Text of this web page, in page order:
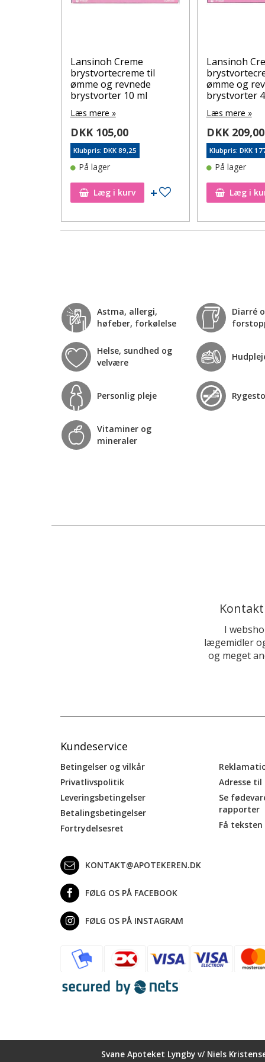
Tilføj til ønskeseddel
Lansinoh Creme
brystvortecreme til
ømme og revnede
brystvorter 10 ml
Læs mere »
DKK 105,00
Klubpris: DKK 89,25
På lager
Læg i kurv Tilføj til ønskeseddel
Lansinoh
ømme og
brystvorter
Læs mere »
DKK 209,00
Klubpris: DKK
På lager
Læg i
Astma, allergi,
høfeber, forkølelse
Diarré
Helse, sundhed og
velvære
Personlig pleje
Vitaminer og
mineraler
I
lægemidler
og meget
Kundeservice
Betingelser og vilkår
Privatlivspolitik
Leveringsbetingelser
Betalingsbetingelser
Fortrydelsesret
Adresse
Se
rapporter
Få
KONTAKT@APOTEKEREN.DK
FØLG OS PÅ FACEBOOK
FØLG OS PÅ INSTAGRAM
Svane Apoteket Lyngby v/ Niels